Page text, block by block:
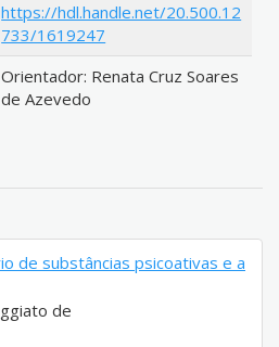
https://hdl.handle.net/20.500.12
733/1619247
Orientador: Renata Cruz Soares
de Azevedo
de substâncias psicoativas e a
de